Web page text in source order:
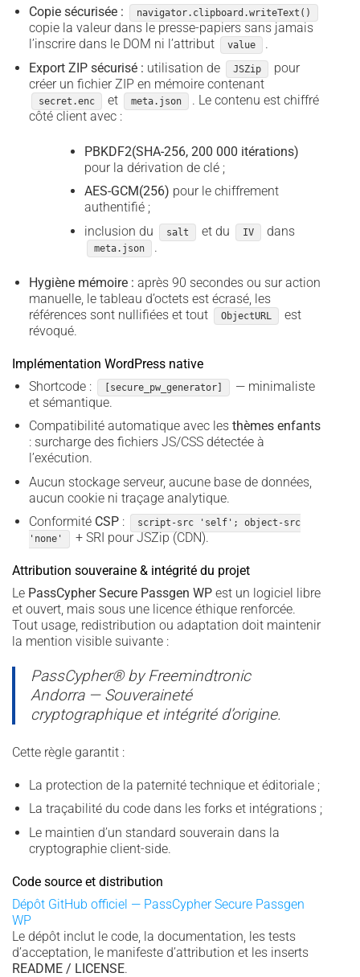
Copie sécurisée : navigator.clipboard.writeText()
copie la valeur dans le presse-papiers sans jamais
l’inscrire dans le DOM ni l’attribut
value
.
Export ZIP sécurisé : utilisation de JSZip
pour
créer un fichier ZIP en mémoire contenant
secret.enc et meta.json
. Le contenu est chiffré
côté client avec :
PBKDF2(SHA-256, 200 000 itérations)
pour la dérivation de clé ;
AES-GCM(256) pour le chiffrement
authentifié ;
inclusion du
salt et du IV dans
meta.json .
Hygiène mémoire : après 90 secondes ou sur action
manuelle, le tableau d’octets est écrasé, les
références sont nullifiées et tout
ObjectURL
est
révoqué.
Implémentation WordPress native
Shortcode :
[secure_pw_generator]
— minimaliste
et sémantique.
Compatibilité automatique avec les thèmes enfants
: surcharge des fichiers JS/CSS détectée à
l’exécution.
Aucun stockage serveur, aucune base de données,
aucun cookie ni traçage analytique.
Conformité CSP:
script-src 'self'; object-src
'none'
+ SRI pour JSZip (CDN).
Attribution souveraine & intégrité du projet
Le PassCypher Secure Passgen WP est un logiciel libre
et ouvert, mais sous une licence éthique renforcée.
Tout usage, redistribution ou adaptation doit maintenir
la mention visible suivante :
PassCypher® by Freemindtronic
Andorra — Souveraineté
cryptographique et intégrité d’origine.
Cette règle garantit :
La protection de la paternité technique et éditoriale ;
La traçabilité du code dans les forks et intégrations ;
Le maintien d’un standard souverain dans la
cryptographie client-side.
Code source et distribution
Dépôt GitHub officiel — PassCypher Secure Passgen
WP
Le dépôt inclut le code, la documentation, les tests
d’acceptation, le manifeste d’attribution et les inserts
README / LICENSE.